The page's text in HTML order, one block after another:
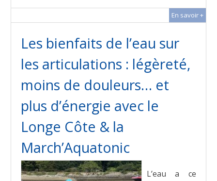
En savoir +
Les bienfaits de l’eau sur
les articulations : légèreté,
moins de douleurs… et
plus d’énergie avec le
Longe Côte & la
March’Aquatonic
L’eau a ce